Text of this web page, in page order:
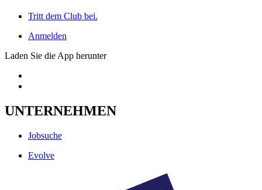
Tritt dem Club bei.
Anmelden
Laden Sie die App herunter
UNTERNEHMEN
Jobsuche
Evolve